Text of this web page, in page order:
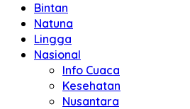
Bintan
Natuna
Lingga
Nasional
Info Cuaca
Kesehatan
Nusantara